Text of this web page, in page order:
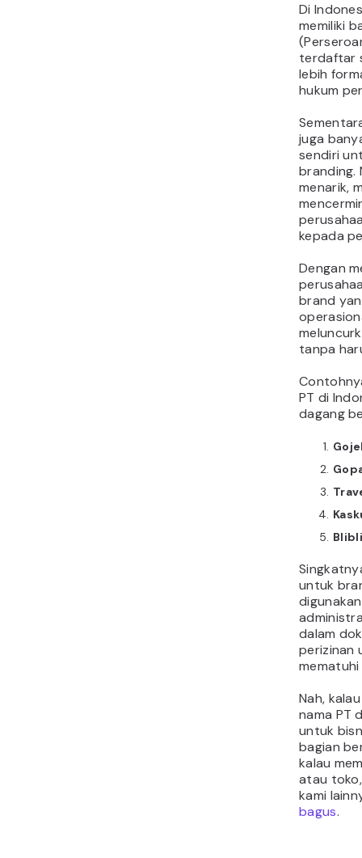
Di
memiliki
terdaftar
lebih
hukum
juga
sendiri
branding.
menarik,
kepada
Dengan
brand
tanpa
PT di
dagang
Blibli
untuk
dalam
perizinan
Nah,
nama PT
untuk
bagian
kalau
atau
kami
bagus.